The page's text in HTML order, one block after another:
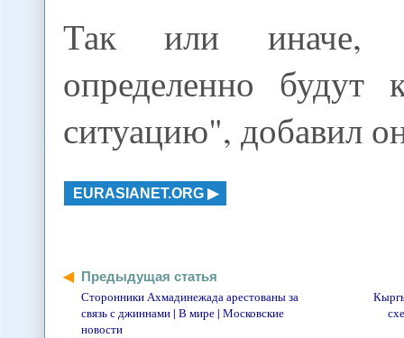
Так или иначе,
определенно будут
ситуацию", добавил
EURASIANET.ORG
Предыдущая статья
Сторонники Ахмадинежада арестованы за
связь с джиннами | В мире | Московские
новости